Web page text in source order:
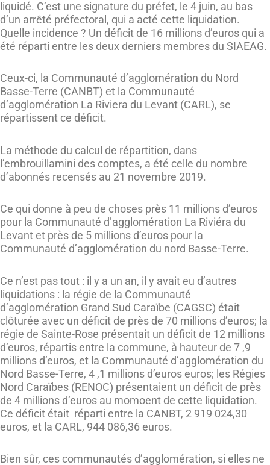
liquidé. C’est une signature du préfet, le 4 juin, au bas
d’un arrêté préfectoral, qui a acté cette liquidation.
Quelle incidence ? Un déficit de 16 millions d’euros qui a
été réparti entre les deux derniers membres du SIAEAG.
Ceux-ci, la Communauté d’agglomération du Nord
Basse-Terre (CANBT) et la Communauté
d’agglomération La Riviera du Levant (CARL), se
répartissent ce déficit.
La méthode du calcul de répartition, dans
l’embrouillamini des comptes, a été celle du nombre
d’abonnés recensés au 21 novembre 2019.
Ce qui donne à peu de choses près 11 millions d’euros
pour la Communauté d’agglomération La Riviéra du
Levant et près de 5 millions d’euros pour la
Communauté d’agglomération du nord Basse-Terre.
Ce n’est pas tout : il y a un an, il y avait eu d’autres
liquidations : la régie de la Communauté
d’agglomération Grand Sud Caraïbe (CAGSC) était
clôturée avec un déficit de près de 70 millions d’euros; la
régie de Sainte-Rose présentait un déficit de 12 millions
d’euros, répartis entre la commune, à hauteur de 7 ,9
millions d’euros, et la Communauté d’agglomération du
Nord Basse-Terre, 4 ,1 millions d’euros euros; les Régies
Nord Caraïbes (RENOC) présentaient un déficit de près
de 4 millions d’euros au momoent de cette liquidation.
Ce déficit était réparti entre la CANBT, 2 919 024,30
euros, et la CARL, 944 086,36 euros.
Bien sûr, ces communautés d’agglomération, si elles ne